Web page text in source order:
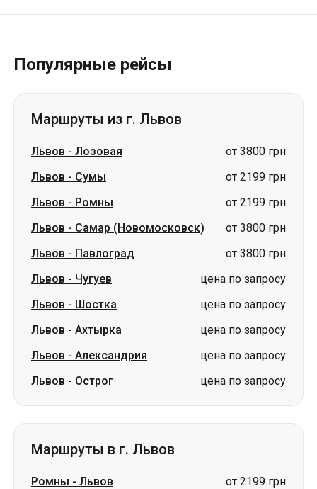
Популярные рейсы
Маршруты из г. Львов
Львов - Лозовая
от 3800 грн
Львов - Сумы
от 2199 грн
Львов - Ромны
от 2199 грн
Львов - Самар (Новомосковск)
от 3800 грн
Львов - Павлоград
от 3800 грн
Львов - Чугуев
цена по запросу
Львов - Шостка
цена по запросу
Львов - Ахтырка
цена по запросу
Львов - Александрия
цена по запросу
Львов - Острог цена по запросу
Маршруты в г. Львов
Ромны - Львов
от 2199 грн